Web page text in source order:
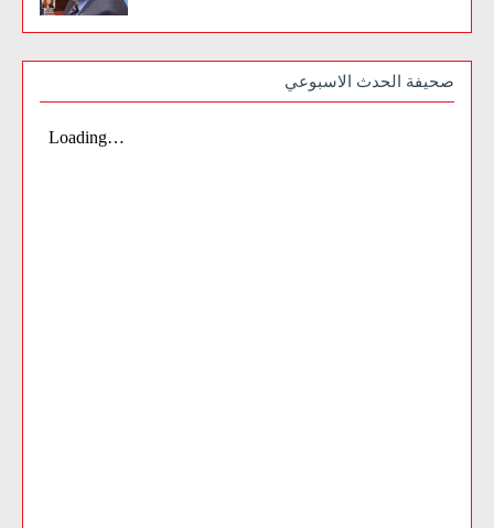
صحيفة الحدث الاسبوعي